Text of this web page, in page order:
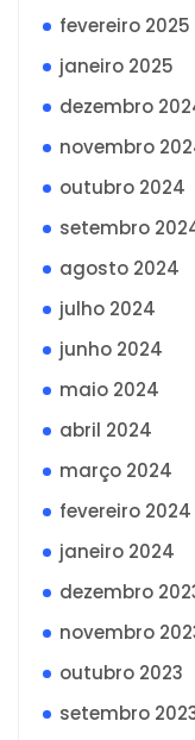
fevereiro 2025
janeiro 2025
dezembro
novembro
outubro 2024
setembro
agosto 2024
julho 2024
junho 2024
maio 2024
abril 2024
março 2024
fevereiro 2024
janeiro 2024
dezembro
novembro
outubro 2023
setembro